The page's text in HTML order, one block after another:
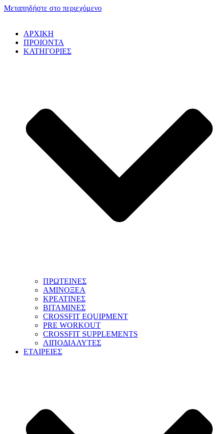
Μεταπηδήστε στο περιεχόμενο
ΑΡΧΙΚΗ
ΠΡΟΙΟΝΤΑ
ΚΑΤΗΓΟΡΙΕΣ
ΠΡΩΤΕΙΝΕΣ
ΑΜΙΝΟΞΕΑ
ΚΡΕΑΤΙΝΕΣ
ΒΙΤΑΜΙΝΕΣ
CROSSFIT EQUIPMENT
PRE WORKOUT
CROSSFIT SUPPLEMENTS
ΛΙΠΟΔΙΑΛΥΤΕΣ
ΕΤΑΙΡΕΙΕΣ